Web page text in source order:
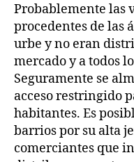
Probablemente las
procedentes de las
urbe y no eran
mercado y a todos
Seguramente se
acceso restringido
habitantes. Es
barrios por su alta
comerciantes que